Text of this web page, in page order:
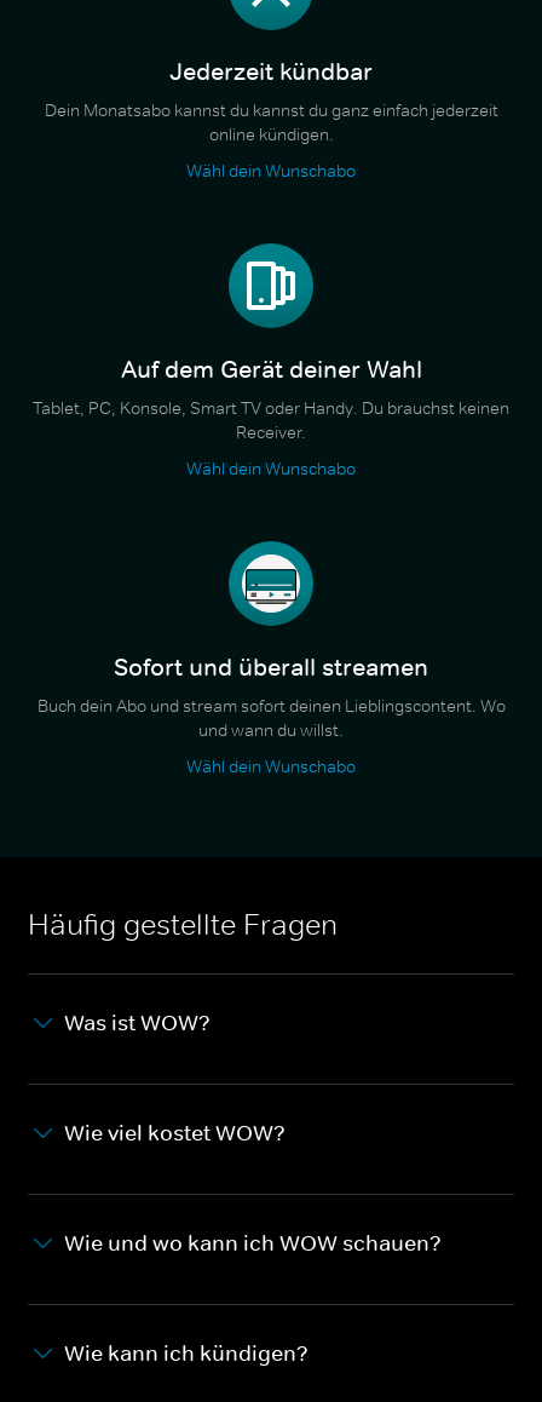
Jederzeit kündbar
Dein Monatsabo kannst du kannst du ganz einfach jederzeit
online kündigen.
Wähl dein Wunschabo
Auf dem Gerät deiner Wahl
Tablet, PC, Konsole, Smart TV oder Handy. Du brauchst keinen
Receiver.
Wähl dein Wunschabo
Sofort und überall streamen
Buch dein Abo und stream sofort deinen Lieblingscontent. Wo
und wann du willst.
Wähl dein Wunschabo
Häufig gestellte Fragen
Was ist WOW?
Wie viel kostet WOW?
Wie und wo kann ich WOW schauen?
Wie kann ich kündigen?